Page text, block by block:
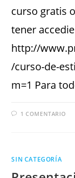
curso gratis
tener
http://
/curso-de-
m=1 Para
1 COMENTARIO
SIN CATEGORÍA